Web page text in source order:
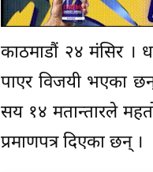
काठमाडौं २४ मंसिर ।
पाएर विजयी भएका
सय १४ मतान्तारले
प्रमाणपत्र दिएका छन् ।